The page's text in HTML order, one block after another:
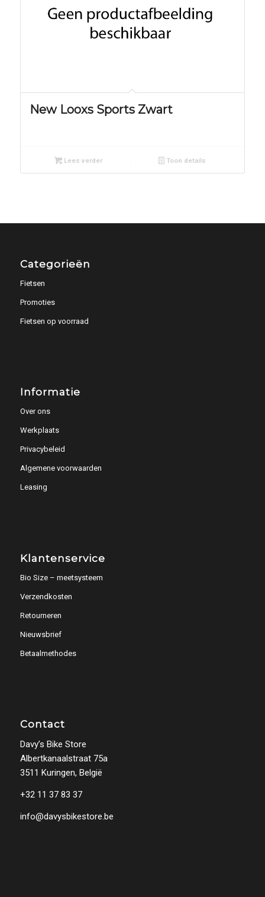
New Looxs Sports Zwart
Lees verder Toon details
Categorieën
Fietsen
Promoties
Fietsen op voorraad
Informatie
Over ons
Werkplaats
Privacybeleid
Algemene voorwaarden
Leasing
Klantenservice
Bio Size – meetsysteem
Verzendkosten
Retourneren
Nieuwsbrief
Betaalmethodes
Contact
Davy’s Bike Store
Albertkanaalstraat 75a
3511 Kuringen, België
+32 11 37 83 37
info@davysbikestore.be